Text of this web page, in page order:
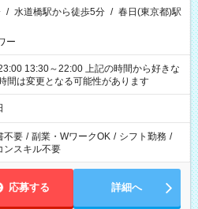
/ 水道橋駅から徒歩5分 / 春日(東京都)駅
ー
22:00 上記の時間から好きな
間は変更となる可能性があります
不要 / 副業・WワークOK / シフト勤務 /
ンスキル不要
応募する 詳細へ